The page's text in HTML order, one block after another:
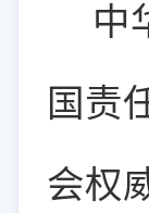
中
国责
会权